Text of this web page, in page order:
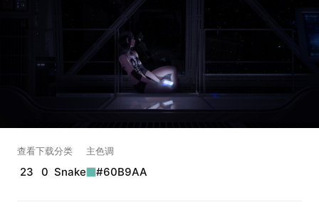
查看
23
下载
0
分类
Snake
主色调
#60B9AA
未知设备
在主题许可下可免费使用
信息
实时弹幕
正在生成支付二维码...